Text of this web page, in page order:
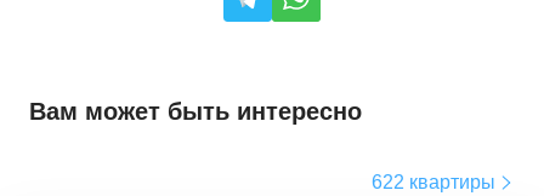
Вам может быть интересно
622 квартиры